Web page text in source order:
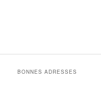
BONNES ADRESSES